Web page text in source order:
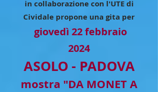
in collaborazione con l'UTE di
Cividale propone una gita per
giovedì 22febbraio
2024
ASOLO - PADOVA
mostra "DA MONET A